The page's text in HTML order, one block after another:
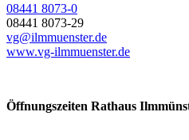
08441 8073-0
08441 8073-29
vg@ilmmuenster.de
www.vg-ilmmuenster.de
Öffnungszeiten Rathaus